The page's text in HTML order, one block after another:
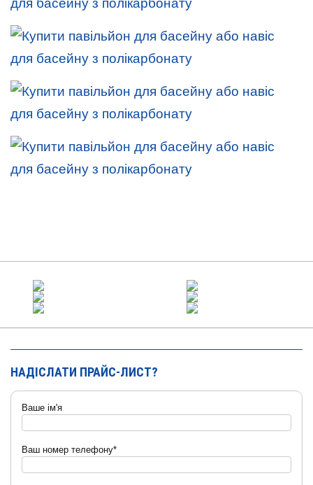
НАДІСЛАТИ ПРАЙС-ЛИСТ?
Ваше ім'я
Ваш номер телефону*